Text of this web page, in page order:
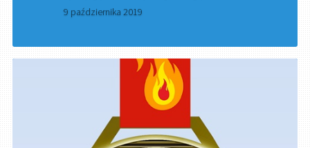
9 października 2019